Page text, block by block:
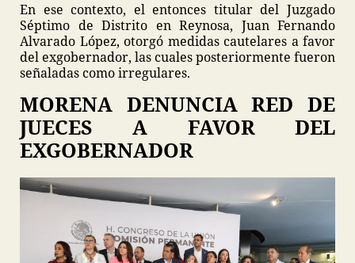
En ese contexto, el entonces titular del Juzgado
Séptimo de Distrito en Reynosa, Juan Fernando
Alvarado López, otorgó medidas cautelares a favor
del exgobernador, las cuales posteriormente fueron
señaladas como irregulares.
MORENA DENUNCIA RED DE
JUECES A FAVOR DEL
EXGOBERNADOR